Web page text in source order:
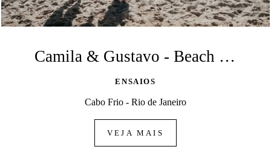
Camila & Gustavo - Beach Session
ENSAIOS
Cabo Frio - Rio de Janeiro
VEJA MAIS